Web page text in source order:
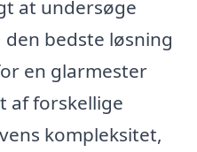
at undersøge
bedste løsning
en glarmester
af forskellige
kompleksitet,